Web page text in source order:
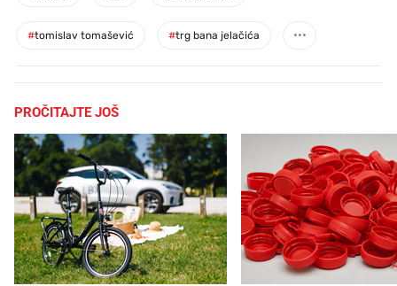
#tomislav tomašević #trg bana jelačića
PROČITAJTE JOŠ